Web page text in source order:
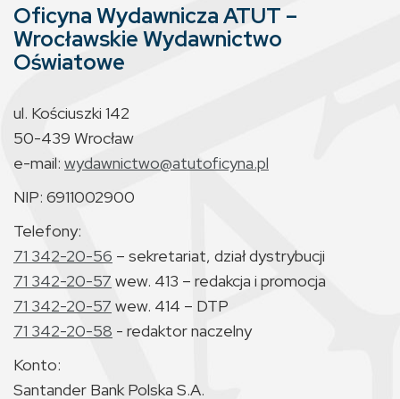
Oficyna Wydawnicza ATUT –
Wrocławskie Wydawnictwo
Oświatowe
ul. Kościuszki 142
50-439 Wrocław
e-mail: wydawnictwo@atutoficyna.pl
NIP: 6911002900
Telefony:
71 342-20-56 – sekretariat, dział dystrybucji
71 342-20-57 wew. 413 – redakcja i promocja
71 342-20-57 wew. 414 – DTP
71 342-20-58 - redaktor naczelny
Konto:
Santander Bank Polska S.A.